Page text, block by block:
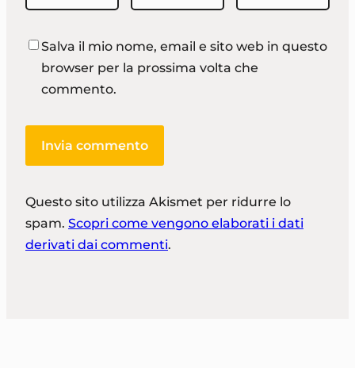
Salva il mio nome, email e sito web in questo
browser per la prossima volta che
commento.
Questo sito utilizza Akismet per ridurre lo
spam. Scopri come vengono elaborati i dati
derivati dai commenti.